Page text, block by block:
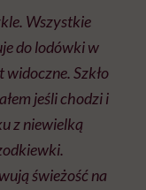
Wszystkie
do lodówki w
widoczne. Szkło
jeśli chodzi i
z niewielką
świeżość na